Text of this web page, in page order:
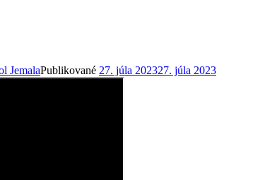
JemalaPublikované 27. júla 202327. júla 2023